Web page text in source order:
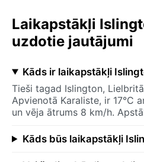
Laikapstākļi
uzdotie jautājumi
Kāds ir laikapstākļi
Tieši tagad Islington,
Apvienotā Karaliste, ir 17°C
un vēja ātrums 8 km/h.
Kāds būs laikapstākļi